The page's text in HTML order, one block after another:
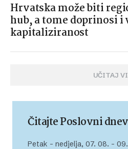
Hrvatska može biti
hub, a tome doprinosi i
kapitaliziranost
UČITAJ
Čitajte Poslovni
Petak – nedjelja, 07. 08. –